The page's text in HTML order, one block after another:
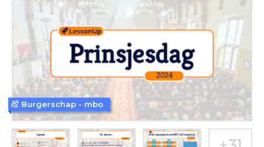
Burgerschap - mbo